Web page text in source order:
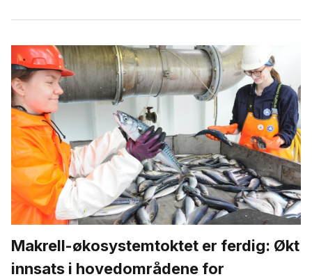
Makrell-økosystemtoktet er ferdig: Økt
innsats i hovedområdene for